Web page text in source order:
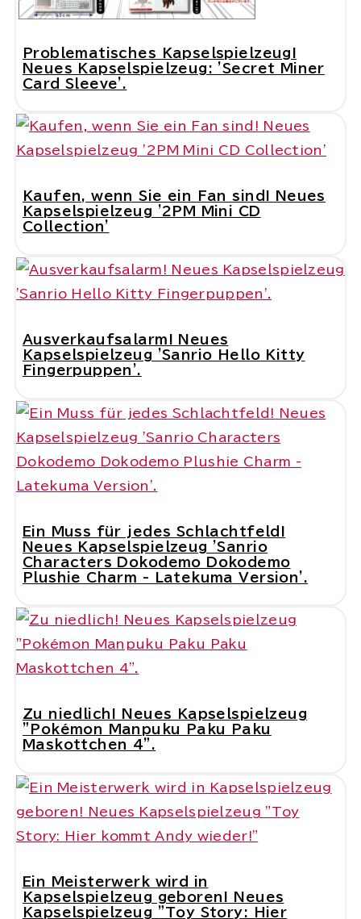
Problematisches Kapselspielzeug!
Neues Kapselspielzeug: 'Secret Miner
Card Sleeve'.
Kaufen, wenn Sie ein Fan sind! Neues
Kapselspielzeug '2PM Mini CD
Collection'
Ausverkaufsalarm! Neues
Kapselspielzeug 'Sanrio Hello Kitty
Fingerpuppen'.
Ein Muss für jedes Schlachtfeld!
Neues Kapselspielzeug 'Sanrio
Characters Dokodemo Dokodemo
Plushie Charm - Latekuma Version'.
Zu niedlich! Neues Kapselspielzeug
"Pokémon Manpuku Paku Paku
Maskottchen 4".
Ein Meisterwerk wird in
Kapselspielzeug geboren! Neues
Kapselspielzeug "Toy Story: Hier